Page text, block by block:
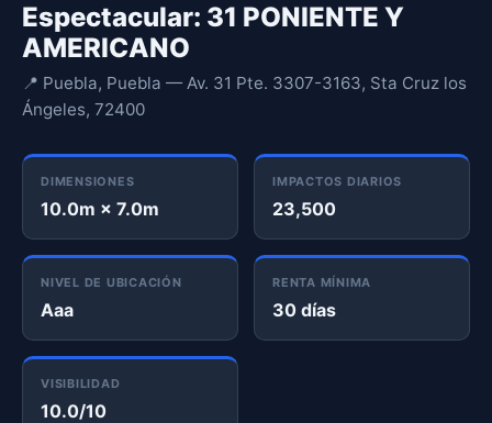
Espectacular: 31 PONIENTE Y
AMERICANO
📍 Puebla, Puebla — Av. 31 Pte. 3307-3163, Sta Cruz los
Ángeles, 72400
DIMENSIONES
10.0m × 7.0m
IMPACTOS DIARIOS
23,500
NIVEL DE UBICACIÓN
Aaa
RENTA MÍNIMA
30 días
VISIBILIDAD
10.0/10